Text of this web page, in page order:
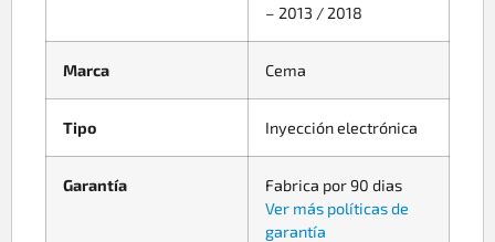
– 2013 / 2018
Marca Cema
Tipo Inyección electrónica
Garantía
Fabrica por 90 dias
Ver más políticas de
garantía